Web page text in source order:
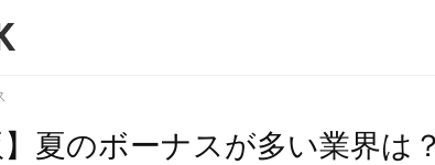
】夏のボーナスが多い業界は